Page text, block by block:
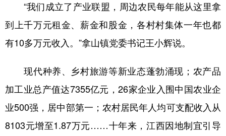
“我们成立了产业联盟，周边农民每年能从这里拿
到上千万元租金、薪金和股金，各村村集体一年也都
有10多万元收入。”拿山镇党委书记王小辉说。
现代种养、乡村旅游等新业态蓬勃涌现；农产品
加工业总产值达7355亿元，26家企业入围中国农业企
业500强，居中部第一；农村居民年人均可支配收入从
8103元增至1.87万元……十年来，江西因地制宜引导